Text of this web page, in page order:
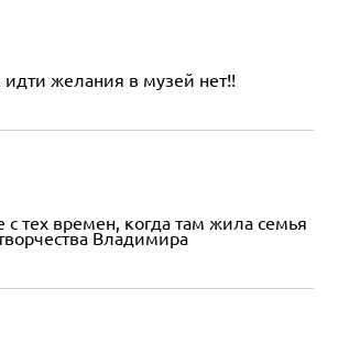
желания в музей нет!!
тех времен, когда там жила семья
Владимира